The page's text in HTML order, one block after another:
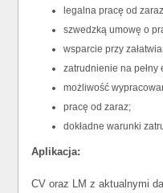
legalna pracę od
szwedzką umowę o
wsparcie przy
zatrudnienie na pełny
możliwość
pracę od zaraz;
dokładne warunki
Aplikacja:
CV oraz LM z aktualnymi